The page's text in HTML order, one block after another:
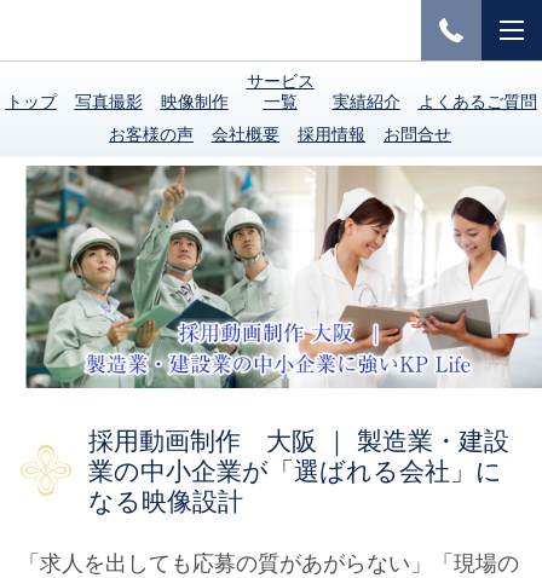
トップ 写真撮影 映像制作
サービス
一覧
実績紹介
よくあるご質問
お客様の声
会社概要 採用情報 お問合せ
採用動画制作 大阪 ｜ 製造業・建設
業の中小企業が「選ばれる会社」に
なる映像設計
「求人を出しても応募の質があがらない」「現場の